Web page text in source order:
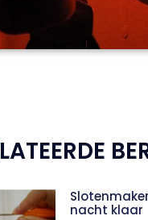
LATEERDE
nacht klaar